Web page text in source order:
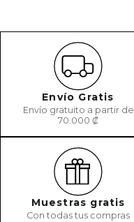
Envío Gratis
Envío gratuito a partir de
70.000 ₡
Muestras gratis
Con todas tus compras